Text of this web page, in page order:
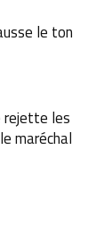
le ton
rejette les
maréchal